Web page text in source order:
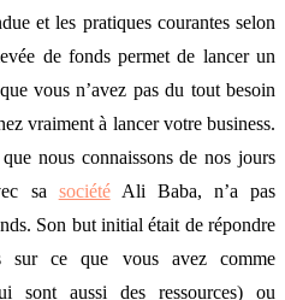
et les pratiques courantes selon
de fonds permet de lancer un
vous n’avez pas du tout besoin
vraiment à lancer votre business.
nous connaissons de nos jours
sa sociétéAli Baba, n’a pas
Son but initial était de répondre
sur ce que vous avez comme
sont aussi des ressources) ou